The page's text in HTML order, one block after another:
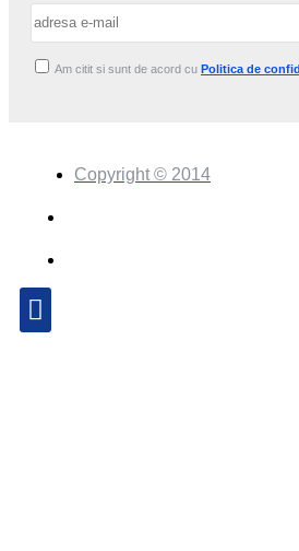
Am citit si sunt de acord cu Politica de
Copyright © 2014